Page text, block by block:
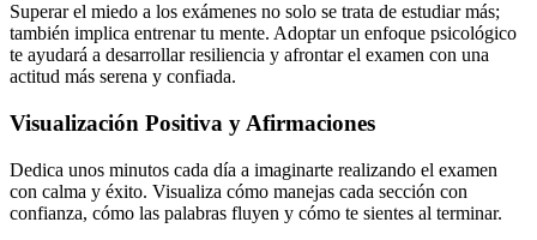
Superar el miedo a los exámenes no solo se trata de estudiar más;
también implica entrenar tu mente. Adoptar un enfoque psicológico
te ayudará a desarrollar resiliencia y afrontar el examen con una
actitud más serena y confiada.
Visualización Positiva y Afirmaciones
Dedica unos minutos cada día a imaginarte realizando el examen
con calma y éxito. Visualiza cómo manejas cada sección con
confianza, cómo las palabras fluyen y cómo te sientes al terminar.